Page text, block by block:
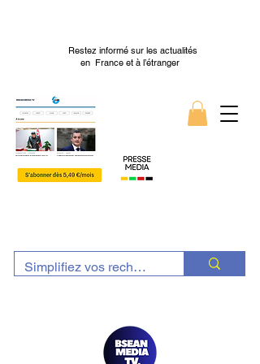
Restez informé sur les actualités
en France et à l’étranger